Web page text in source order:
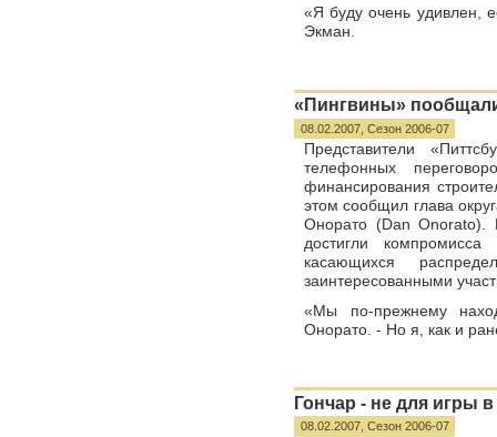
«Я буду очень удивлен,
Экман.
«Пингвины»
08.02.2007, Сезон 2006-07
Представители
телефонных
финансирования
этом сообщил глава
Онорато (Dan Onorato).
достигли
касающихся
заинтересованными
«Мы по-прежнему
Онорато. - Но я, как и
Гончар - не для игры
08.02.2007, Сезон 2006-07